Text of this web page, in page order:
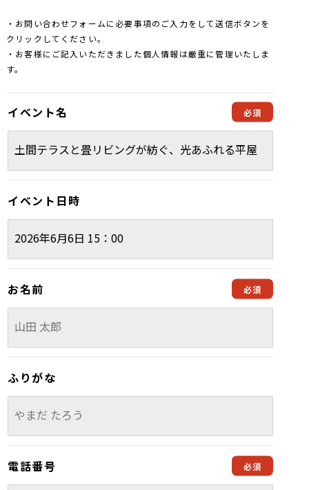
・お問い合わせフォームに必要事項のご入力をして送信ボタンを
クリックしてください。
・お客様にご記入いただきました個人情報は厳重に管理いたしま
す。
イベント名
イベント日時
お名前
ふりがな
電話番号